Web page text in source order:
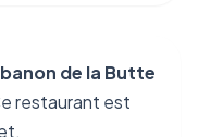
de la Butte
restaurant est